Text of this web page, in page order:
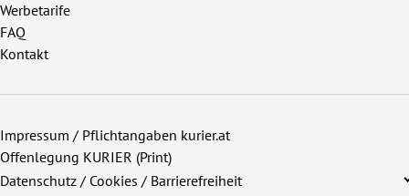
Werbetarife
FAQ
Kontakt
Impressum / Pflichtangaben kurier.at
Offenlegung KURIER (Print)
Datenschutz / Cookies / Barrierefreiheit